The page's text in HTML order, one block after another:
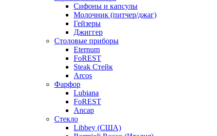
Сифоны и капсулы
Молочник (питчер/джаг)
Гейзеры
Джиггер
Столовые приборы
Eternum
FoREST
Steak Стейк
Arcos
Фарфор
Lubiana
FoREST
Ancap
Стекло
Libbey (США)